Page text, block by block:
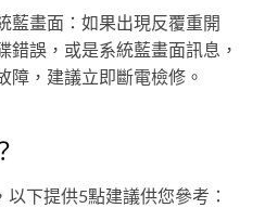
藍畫面：如果出現反覆重開
錯誤，或是系統藍畫面訊息，
障，建議立即斷電檢修。
下提供5點建議供您參考：